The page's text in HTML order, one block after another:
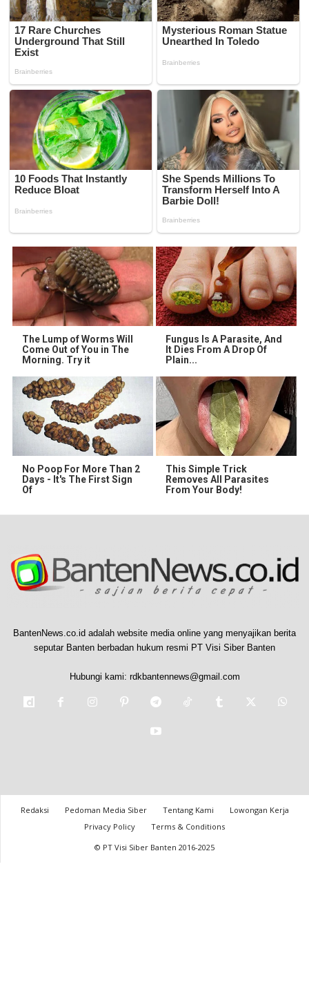
The Lump of Worms Will
Come Out of You in The
Morning. Try it
Fungus Is A Parasite, And
It Dies From A Drop Of
Plain...
No Poop For More Than 2
Days - It's The First Sign
Of
This Simple Trick
Removes All Parasites
From Your Body!
BantenNews.co.id adalah website media online yang menyajikan berita
seputar Banten berbadan hukum resmi PT Visi Siber Banten
Hubungi kami: rdkbantennews@gmail.com
Redaksi Pedoman Media Siber Tentang Kami
Lowongan Kerja
Privacy Policy
Terms & Conditions
© PT Visi Siber Banten 2016-2025